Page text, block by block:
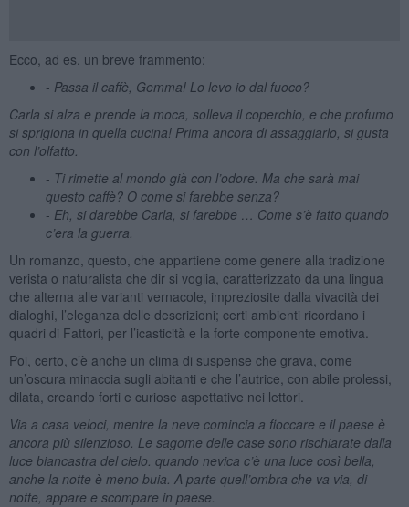
Ecco, ad es. un breve frammento:
- Passa il caffè, Gemma! Lo levo io dal fuoco?
Carla si alza e prende la moca, solleva il coperchio, e che profumo
si sprigiona in quella cucina! Prima ancora di assaggiarlo, si gusta
con l’olfatto.
- Ti rimette al mondo già con l’odore. Ma che sarà mai
questo caffè? O come si farebbe senza?
- Eh, si darebbe Carla, si farebbe … Come s’è fatto quando
c’era la guerra.
Un romanzo, questo, che appartiene come genere alla tradizione
verista o naturalista che dir si voglia, caratterizzato da una lingua
che alterna alle varianti vernacole, impreziosite dalla vivacità dei
dialoghi, l’eleganza delle descrizioni; certi ambienti ricordano i
quadri di Fattori, per l’icasticità e la forte componente emotiva.
Poi, certo, c’è anche un clima di suspense che grava, come
un’oscura minaccia sugli abitanti e che l’autrice, con abile prolessi,
dilata, creando forti e curiose aspettative nei lettori.
Via a casa veloci, mentre la neve comincia a fioccare e il paese è
ancora più silenzioso. Le sagome delle case sono rischiarate dalla
luce biancastra del cielo. quando nevica c’è una luce così bella,
anche la notte è meno buia. A parte quell’ombra che va via, di
notte, appare e scompare in paese.